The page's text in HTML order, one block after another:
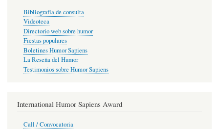
Bibliografía de consulta
Videoteca
Directorio web sobre humor
Fiestas populares
Boletines Humor Sapiens
La Reseña del Humor
Testimonios sobre Humor Sapiens
International Humor Sapiens Award
Call / Convocatoria